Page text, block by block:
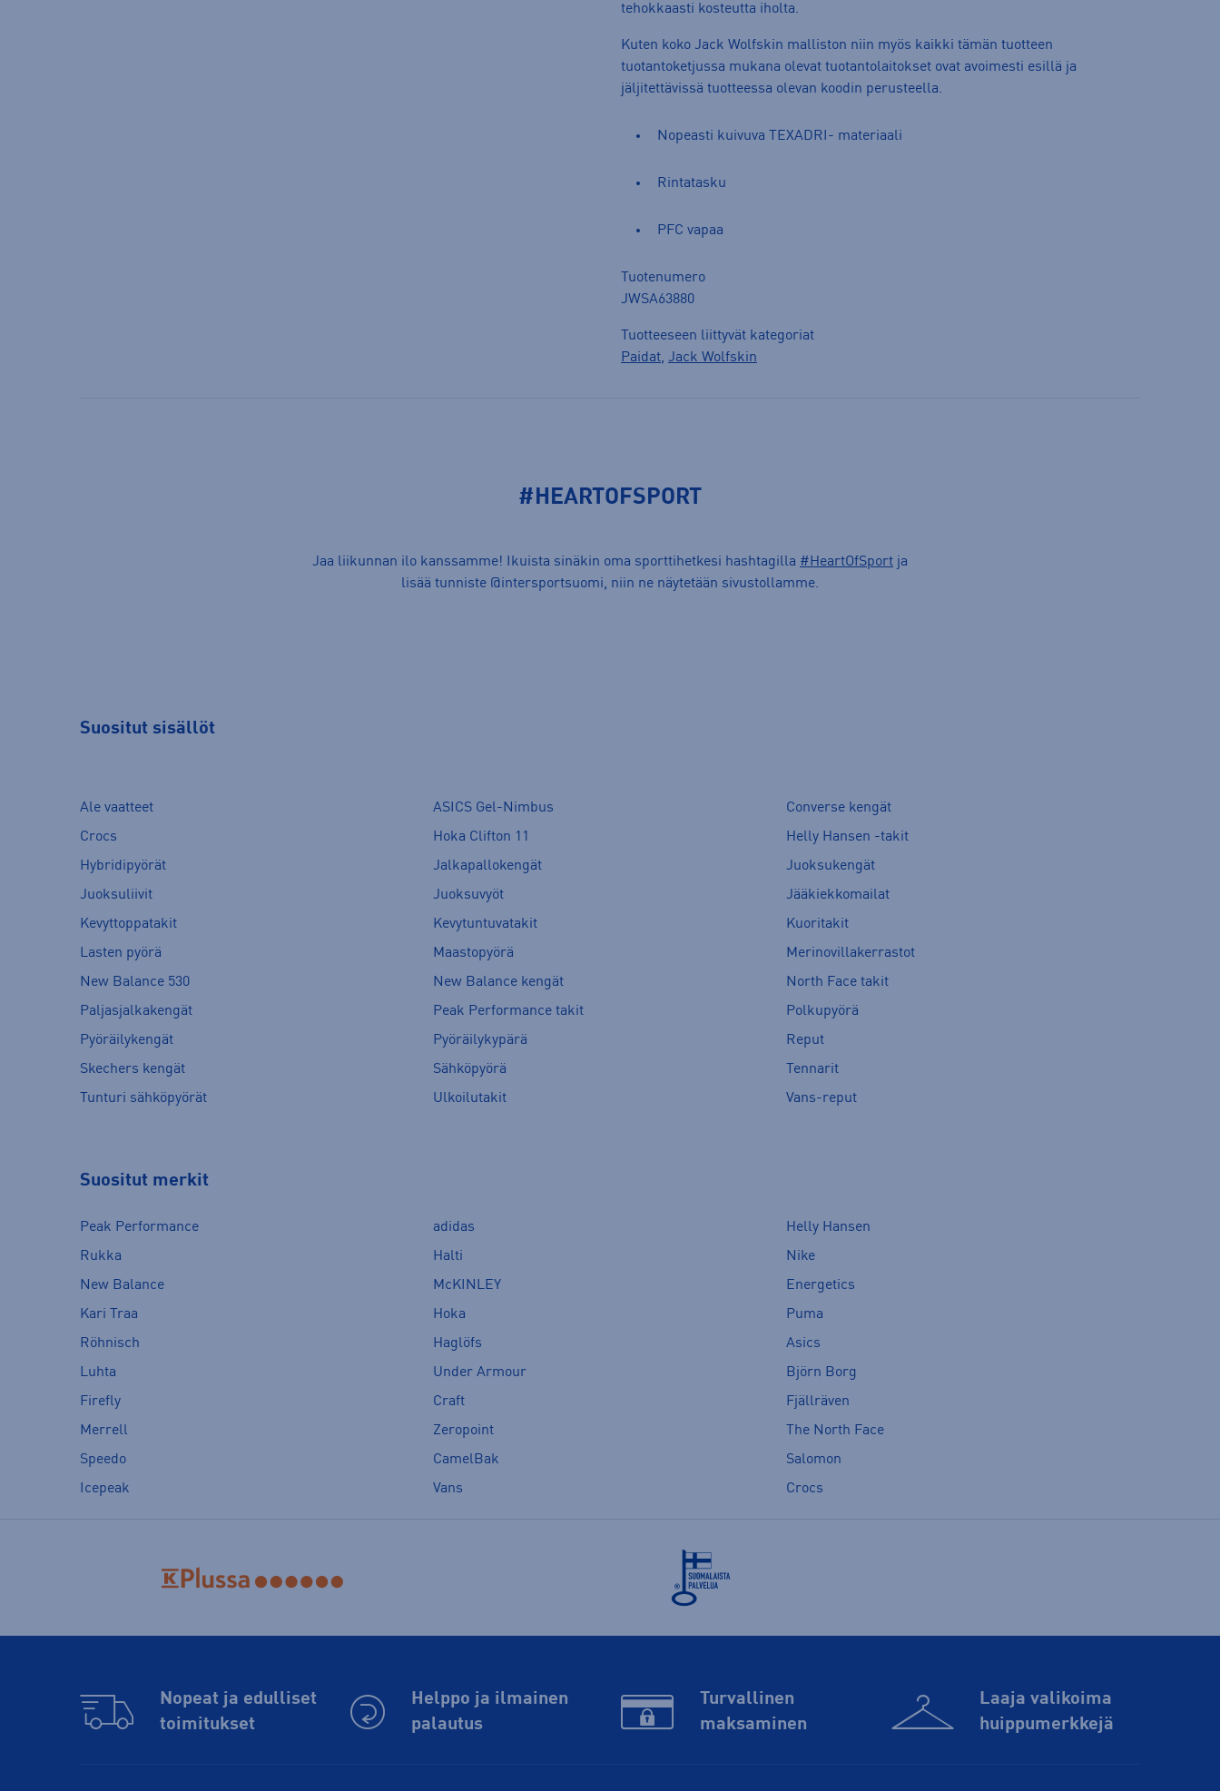
tehokkaasti kosteutta iholta.
Kuten koko Jack Wolfskin malliston niin myös kaikki tämän tuotteen
tuotantoketjussa mukana olevat tuotantolaitokset ovat avoimesti esillä ja
jäljitettävissä tuotteessa olevan koodin perusteella.
Nopeasti kuivuva TEXADRI- materiaali
Rintatasku
PFC vapaa
Tuotenumero
JWSA63880
Tuotteeseen liittyvät kategoriat
Paidat, Jack Wolfskin
#HEARTOFSPORT
Jaa liikunnan ilo kanssamme! Ikuista sinäkin oma sporttihetkesi hashtagilla #HeartOfSport ja
lisää tunniste @intersportsuomi, niin ne näytetään sivustollamme.
Suositut sisällöt
Ale vaatteet ASICS Gel-Nimbus
Converse kengät
Crocs
Hoka Clifton 11
Helly Hansen -takit
Hybridipyörät
Jalkapallokengät
Juoksukengät
Juoksuliivit
Juoksuvyöt
Jääkiekkomailat
Kevyttoppatakit
Kevytuntuvatakit
Kuoritakit
Lasten pyörä
Maastopyörä
Merinovillakerrastot
New Balance 530
New Balance kengät
North Face takit
Paljasjalkakengät
Peak Performance takit
Polkupyörä
Pyöräilykengät
Pyöräilykypärä
Reput
Skechers kengät
Sähköpyörä
Tennarit
Tunturi sähköpyörät
Ulkoilutakit Vans-reput
Suositut merkit
Peak Performance adidas
Helly Hansen
Rukka
Halti
Nike
New Balance
McKINLEY
Energetics
Kari Traa
Hoka
Puma
Röhnisch
Haglöfs
Asics
Luhta
Under Armour
Björn Borg
Firefly
Craft
Fjällräven
Merrell
Zeropoint
The North Face
Speedo
CamelBak
Salomon
Icepeak
Vans Crocs
Nopeat ja edulliset
toimitukset
Helppo ja ilmainen
palautus
Turvallinen
maksaminen
Laaja valikoima
huippu­merkkejä